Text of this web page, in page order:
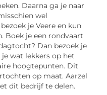
Daarna ga je naar
wel
je Veere en kun
Boek je een rondvaart
Dan bezoek je
wat lekkers op het
hoogtepunten. Dit
op maat. Aarzel
dit bedrijf te delen.